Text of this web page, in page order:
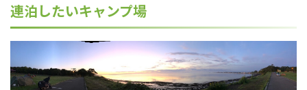
連泊したいキャンプ場